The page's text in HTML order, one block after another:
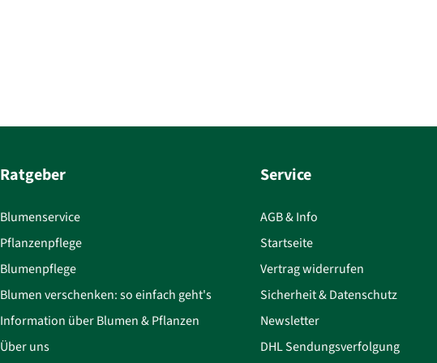
Ratgeber
Blumenservice
Pflanzenpflege
Blumenpflege
Blumen verschenken: so einfach geht's
Information über Blumen & Pflanzen
Über uns
Service
AGB & Info
Startseite
Vertrag widerrufen
Sicherheit & Datenschutz
Newsletter
DHL Sendungsverfolgung